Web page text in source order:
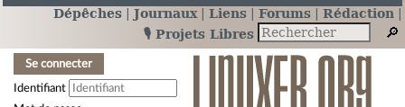
Dépêches Journaux Liens Forums
Rédaction
🎙️ Projets Libres
Se connecter
Identifiant